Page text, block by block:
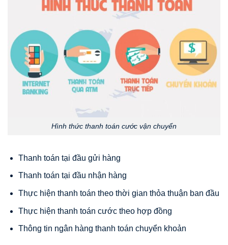
Hình thức thanh toán cước vận chuyển
Thanh toán tại đầu gửi hàng
Thanh toán tại đầu nhận hàng
Thực hiện thanh toán theo thời gian thỏa thuận ban đầu
Thực hiện thanh toán cước theo hợp đồng
Thông tin ngân hàng thanh toán chuyển khoản